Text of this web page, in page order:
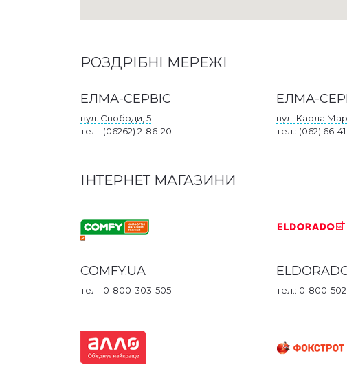
РОЗДРІБНІ МЕРЕЖІ
ЕЛМА-СЕРВІС
вул. Свободи, 5
тел.: (06262) 2-86-20
ЕЛМА-
вул. Карла
тел.: (062) 66-
ІНТЕРНЕТ МАГАЗИНИ
COMFY.UA
тел.: 0-800-303-505 тел.: 0-800-